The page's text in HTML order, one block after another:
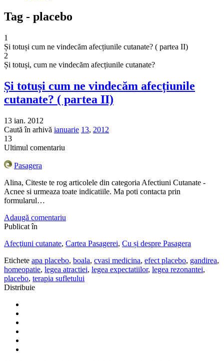
Tag - placebo
1
Și totuși cum ne vindecăm afecțiunile cutanate? ( partea II)
2
Și totuși, cum ne vindecăm afecțiunile cutanate?
Și totuși cum ne vindecăm afecțiunile
cutanate? ( partea II)
13 ian. 2012
Caută în arhivă ianuarie 13, 2012
13
Ultimul comentariu
Pasagera
Alina, Citeste te rog articolele din categoria Afectiuni Cutanate -
Acnee si urmeaza toate indicatiile. Ma poti contacta prin
formularul…
Adaugă comentariu
Publicat în
Afecţiuni cutanate, Cartea Pasagerei, Cu și despre Pasagera
Etichete apa placebo, boala, cvasi medicina, efect placebo, gandirea,
homeopatie, legea atractiei, legea expectatiilor, legea rezonantei,
placebo, terapia sufletului
Distribuie